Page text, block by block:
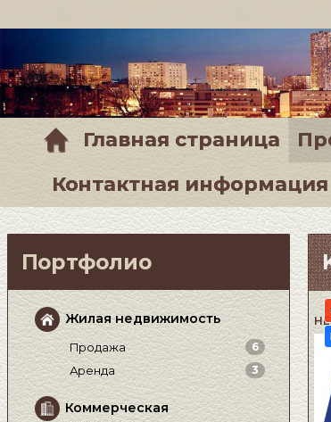
Главная страница
Контактная информация
Портфолио
Жилая недвижимость
Продажа 6
Аренда 3
Коммерческая